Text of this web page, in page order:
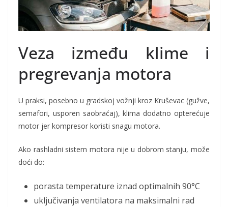
Veza između klime i
pregrevanja motora
U praksi, posebno u gradskoj vožnji kroz Kruševac (gužve,
semafori, usporen saobraćaj), klima dodatno opterećuje
motor jer kompresor koristi snagu motora.
Ako rashladni sistem motora nije u dobrom stanju, može
doći do:
porasta temperature iznad optimalnih 90°C
uključivanja ventilatora na maksimalni rad